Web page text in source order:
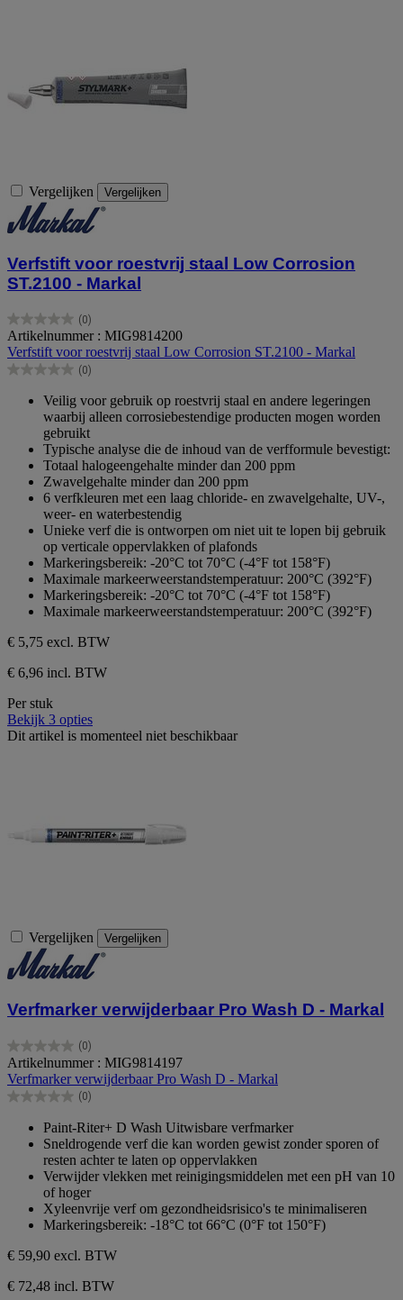
Vergelijken Vergelijken
Verfstift voor roestvrij staal Low Corrosion
ST.2100 - Markal
(0)
0.0
van
de
5
Artikelnummer : MIG9814200
Verfstift voor roestvrij staal Low Corrosion ST.2100 - Markal
(0)
0.0
sterren.
Veilig voor gebruik op roestvrij staal en andere legeringen
waarbij alleen corrosiebestendige producten mogen worden
gebruikt
Typische analyse die de inhoud van de verfformule bevestigt:
Totaal halogeengehalte minder dan 200 ppm
Zwavelgehalte minder dan 200 ppm
6 verfkleuren met een laag chloride- en zwavelgehalte, UV-,
weer- en waterbestendig
Unieke verf die is ontworpen om niet uit te lopen bij gebruik
op verticale oppervlakken of plafonds
Markeringsbereik: -20°C tot 70°C (-4°F tot 158°F)
Maximale markeerweerstandstemperatuur: 200°C (392°F)
Markeringsbereik: -20°C tot 70°C (-4°F tot 158°F)
Maximale markeerweerstandstemperatuur: 200°C (392°F)
€ 5,75 excl. BTW
€ 6,96 incl. BTW
Per stuk
Bekijk 3 opties
Dit artikel is momenteel niet beschikbaar
Vergelijken Vergelijken
Verfmarker verwijderbaar Pro Wash D - Markal
(0)
0.0
van
de
5
Artikelnummer : MIG9814197
Verfmarker verwijderbaar Pro Wash D - Markal
(0)
0.0
sterren.
Paint-Riter+ D Wash Uitwisbare verfmarker
Sneldrogende verf die kan worden gewist zonder sporen of
resten achter te laten op oppervlakken
Verwijder vlekken met reinigingsmiddelen met een pH van 10
of hoger
Xyleenvrije verf om gezondheidsrisico's te minimaliseren
Markeringsbereik: -18°C tot 66°C (0°F tot 150°F)
€ 59,90 excl. BTW
€ 72,48 incl. BTW